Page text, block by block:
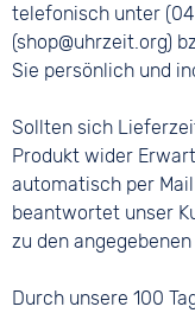
telefonisch unter
(shop@uhrzeit.org)
Sie persönlich und
Sollten sich
Produkt wider
automatisch per
beantwortet unser
zu den
Durch unsere 100